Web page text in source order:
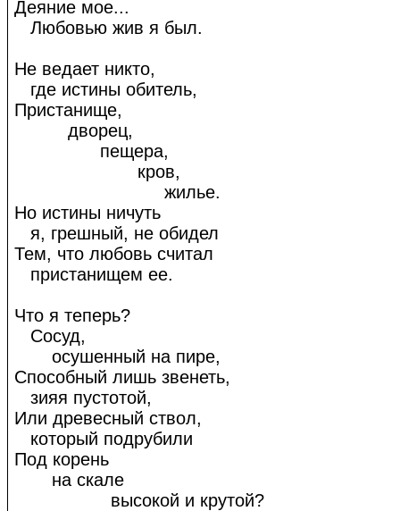
Деяние мое...
Любовью жив я был.
Не ведает никто,
где истины обитель,
Пристанище,
дворец,
пещера,
кров,
жилье.
Но истины ничуть
я, грешный, не обидел
Тем, что любовь считал
пристанищем ее.
Что я теперь?
Сосуд,
осушенный на пире,
Способный лишь звенеть,
зияя пустотой,
Или древесный ствол,
который подрубили
Под корень
на скале
высокой и крутой?